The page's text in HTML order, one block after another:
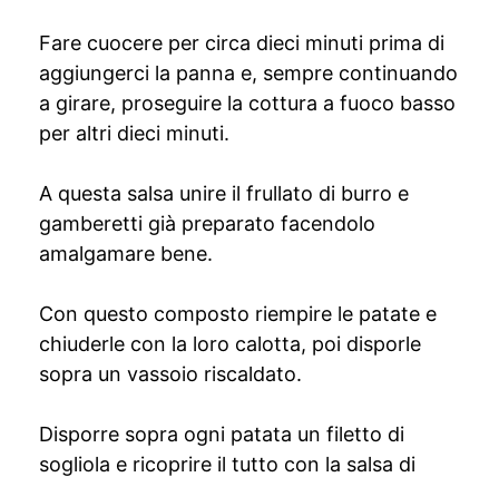
Fare cuocere per circa dieci minuti prima di
aggiungerci la panna e, sempre continuando
a girare, proseguire la cottura a fuoco basso
per altri dieci minuti.
A questa salsa unire il frullato di burro e
gamberetti già preparato facendolo
amalgamare bene.
Con questo composto riempire le patate e
chiuderle con la loro calotta, poi disporle
sopra un vassoio riscaldato.
Disporre sopra ogni patata un filetto di
sogliola e ricoprire il tutto con la salsa di